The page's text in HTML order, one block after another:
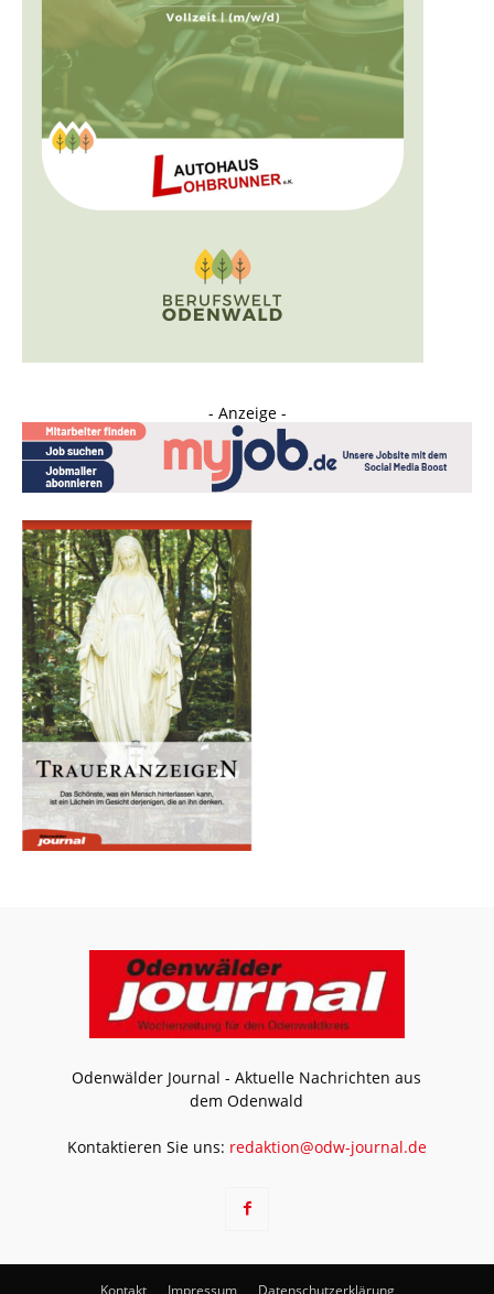
- Anzeige -
Odenwälder Journal - Aktuelle Nachrichten aus
dem Odenwald
Kontaktieren Sie uns: redaktion@odw-journal.de